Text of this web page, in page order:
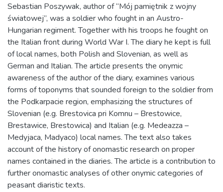
Sebastian Poszywak, author of “Mój pamiętnik z wojny
światowej”, was a soldier who fought in an Austro-
Hungarian regiment. Together with his troops he fought on
the Italian front during World War I. The diary he kept is full
of local names, both Polish and Slovenian, as well as
German and Italian. The article presents the onymic
awareness of the author of the diary, examines various
forms of toponyms that sounded foreign to the soldier from
the Podkarpacie region, emphasizing the structures of
Slovenian (e.g. Brestovica pri Komnu – Brestowice,
Brestawice, Brestowica) and Italian (e.g. Medeazza –
Medyjaca, Madyaco) local names. The text also takes
account of the history of onomastic research on proper
names contained in the diaries. The article is a contribution to
further onomastic analyses of other onymic categories of
peasant diaristic texts.